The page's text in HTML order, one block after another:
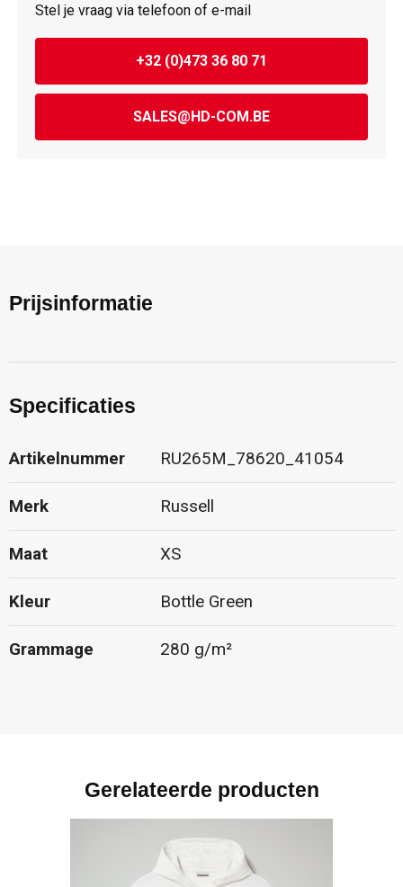
Stel je vraag via telefoon of e-mail
+32 (0)473 36 80 71
SALES@HD-COM.BE
Prijsinformatie
Specificaties
Artikelnummer RU265M_78620_41054
Merk Russell
Maat XS
Kleur Bottle Green
Grammage 280 g/m²
Gerelateerde producten